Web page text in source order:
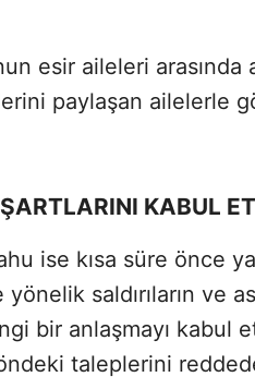
esir aileleri arasında
paylaşan ailelerle
KABUL
ise kısa süre önce
yönelik saldırıların ve
bir anlaşmayı kabul
taleplerini